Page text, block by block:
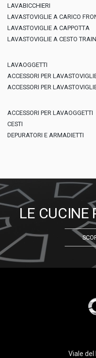
LAVABICCHIERI
LAVASTOVIGLIE A CARICO
LAVASTOVIGLIE A CAPPOTTA
LAVASTOVIGLIE A CESTO
LAVAOGGETTI
ACCESSORI PER
ACCESSORI PER
ACCESSORI PER LAVAOGGETTI
CESTI
DEPURATORI E ARMADIETTI
LE CUCINE
Viale del